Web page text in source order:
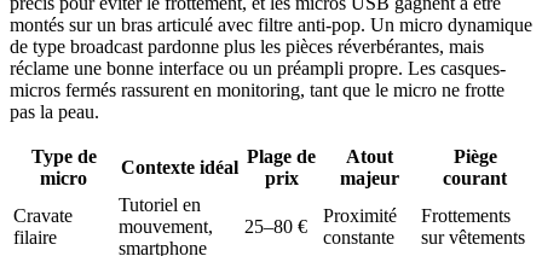
montés sur un bras articulé avec filtre anti-pop. Un micro dynamique
de type broadcast pardonne plus les pièces réverbérantes, mais
réclame une bonne interface ou un préampli propre. Les casques-
micros fermés rassurent en monitoring, tant que le micro ne frotte
pas la peau.
Type de
micro
Contexte idéal
Plage de
prix
Atout
majeur
Piège
courant
Cravate
filaire
Tutoriel en
mouvement,
smartphone
25–80 €
Proximité
constante
Frottements
sur vêtements